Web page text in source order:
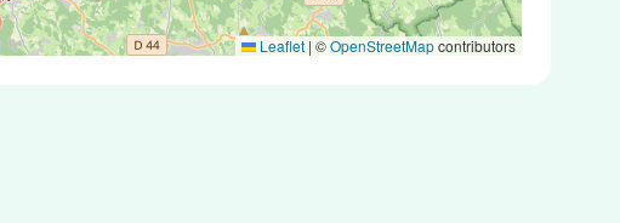
Leaflet | ©OpenStreetMapcontributors